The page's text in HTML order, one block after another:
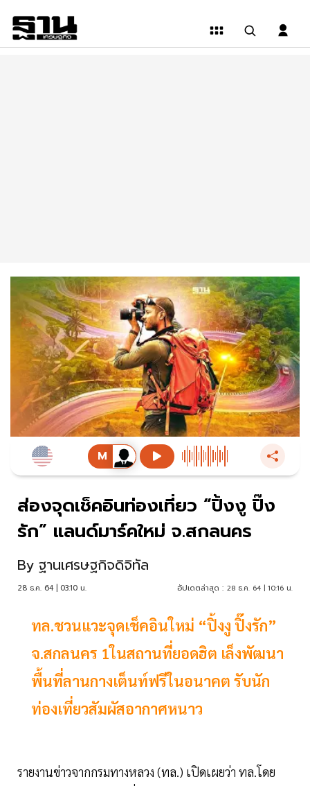
ส่องจุดเช็คอินท่องเที่ยว “ปิ้งงู ปิ๊ง
รัก” แลนด์มาร์คใหม่ จ.สกลนคร
By ฐานเศรษฐกิจดิจิทัล
28 ธ.ค. 64 | 03:10 น. อัปเดตล่าสุด : 28 ธ.ค. 64 | 10:16 น.
ทล.ชวนแวะจุดเช็คอินใหม่ “ปิ้งงู ปิ๊งรัก”
จ.สกลนคร 1ในสถานที่ยอดฮิต เล็งพัฒนา
พื้นที่ลานกางเต็นท์ฟรีในอนาคต รับนัก
ท่องเที่ยวสัมผัสอากาศหนาว
รายงานข่าวจากกรมทางหลวง (ทล.) เปิดเผยว่า ทล.โดย